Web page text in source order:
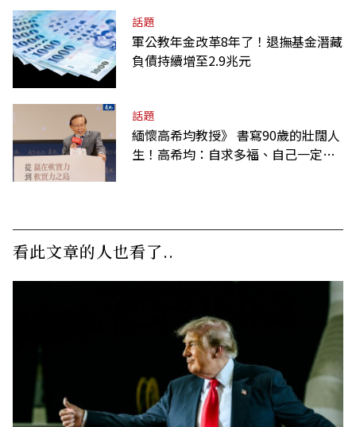
話題
軍公教年金改革8年了！退撫基金潛藏
負債持續增至2.9兆元
話題
緬懷高希均教授》 書寫90歲的壯闊人
生！高希均：自求多福、自己一定要
看此文章的人也看了..